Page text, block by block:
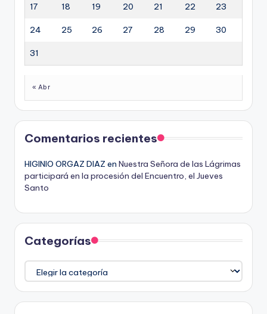
17 18 19 20 21 22 23
24 25 26 27 28 29 30
31
« Abr
Comentarios recientes
HIGINIO ORGAZ DIAZ en Nuestra Señora de las Lágrimas
participará en la procesión del Encuentro, el Jueves
Santo
Categorías